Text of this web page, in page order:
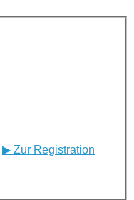
▶ Zur Registration